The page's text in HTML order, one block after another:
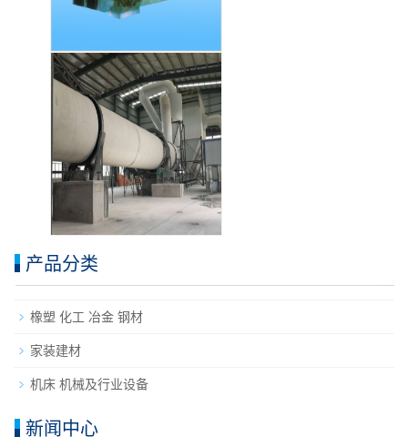
产品分类
橡塑 化工 冶金 钢材
家装建材
机床 机械及行业设备
新闻中心